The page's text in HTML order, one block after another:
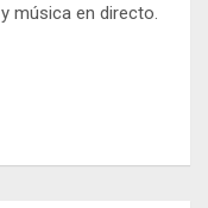
música en directo.